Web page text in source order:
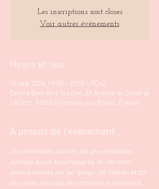
Les inscriptions sont closes
Voir autres événements
Heure et lieu
14 mai 2024, 19:00 – 20:00 UTC+2
Centre Bien-être Sia Zen, 28 Avenue du Général
Leclerc, 92260 Fontenay-aux-Roses, France
À propos de l'événement
Une méditation sonore, est une méditation
alongée au sol accompagnée de vibration
sonore émises par les gongs, bol tibétain et bol
de cristal ainsi que de nombreux instruments.